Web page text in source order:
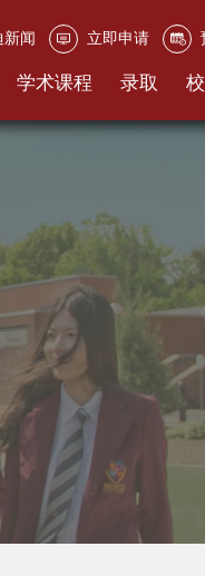
新闻 立即申请
学术课程 录取